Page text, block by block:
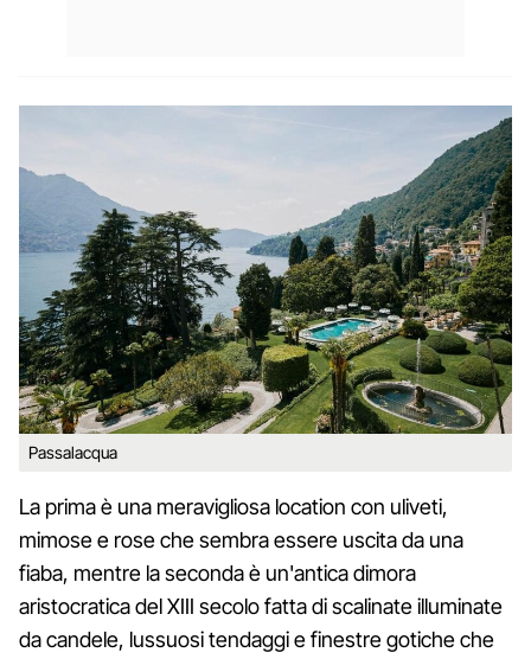
Passalacqua
La prima è una meravigliosa location con uliveti,
mimose e rose che sembra essere uscita da una
fiaba, mentre la seconda è un'antica dimora
aristocratica del XIII secolo fatta di scalinate illuminate
da candele, lussuosi tendaggi e finestre gotiche che